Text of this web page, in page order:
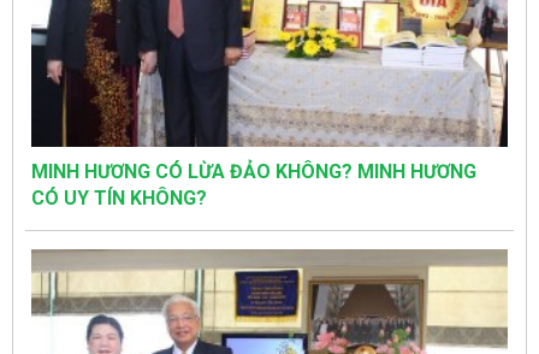
MINH HƯƠNG CÓ LỪA ĐẢO KHÔNG? MINH HƯƠNG
CÓ UY TÍN KHÔNG?